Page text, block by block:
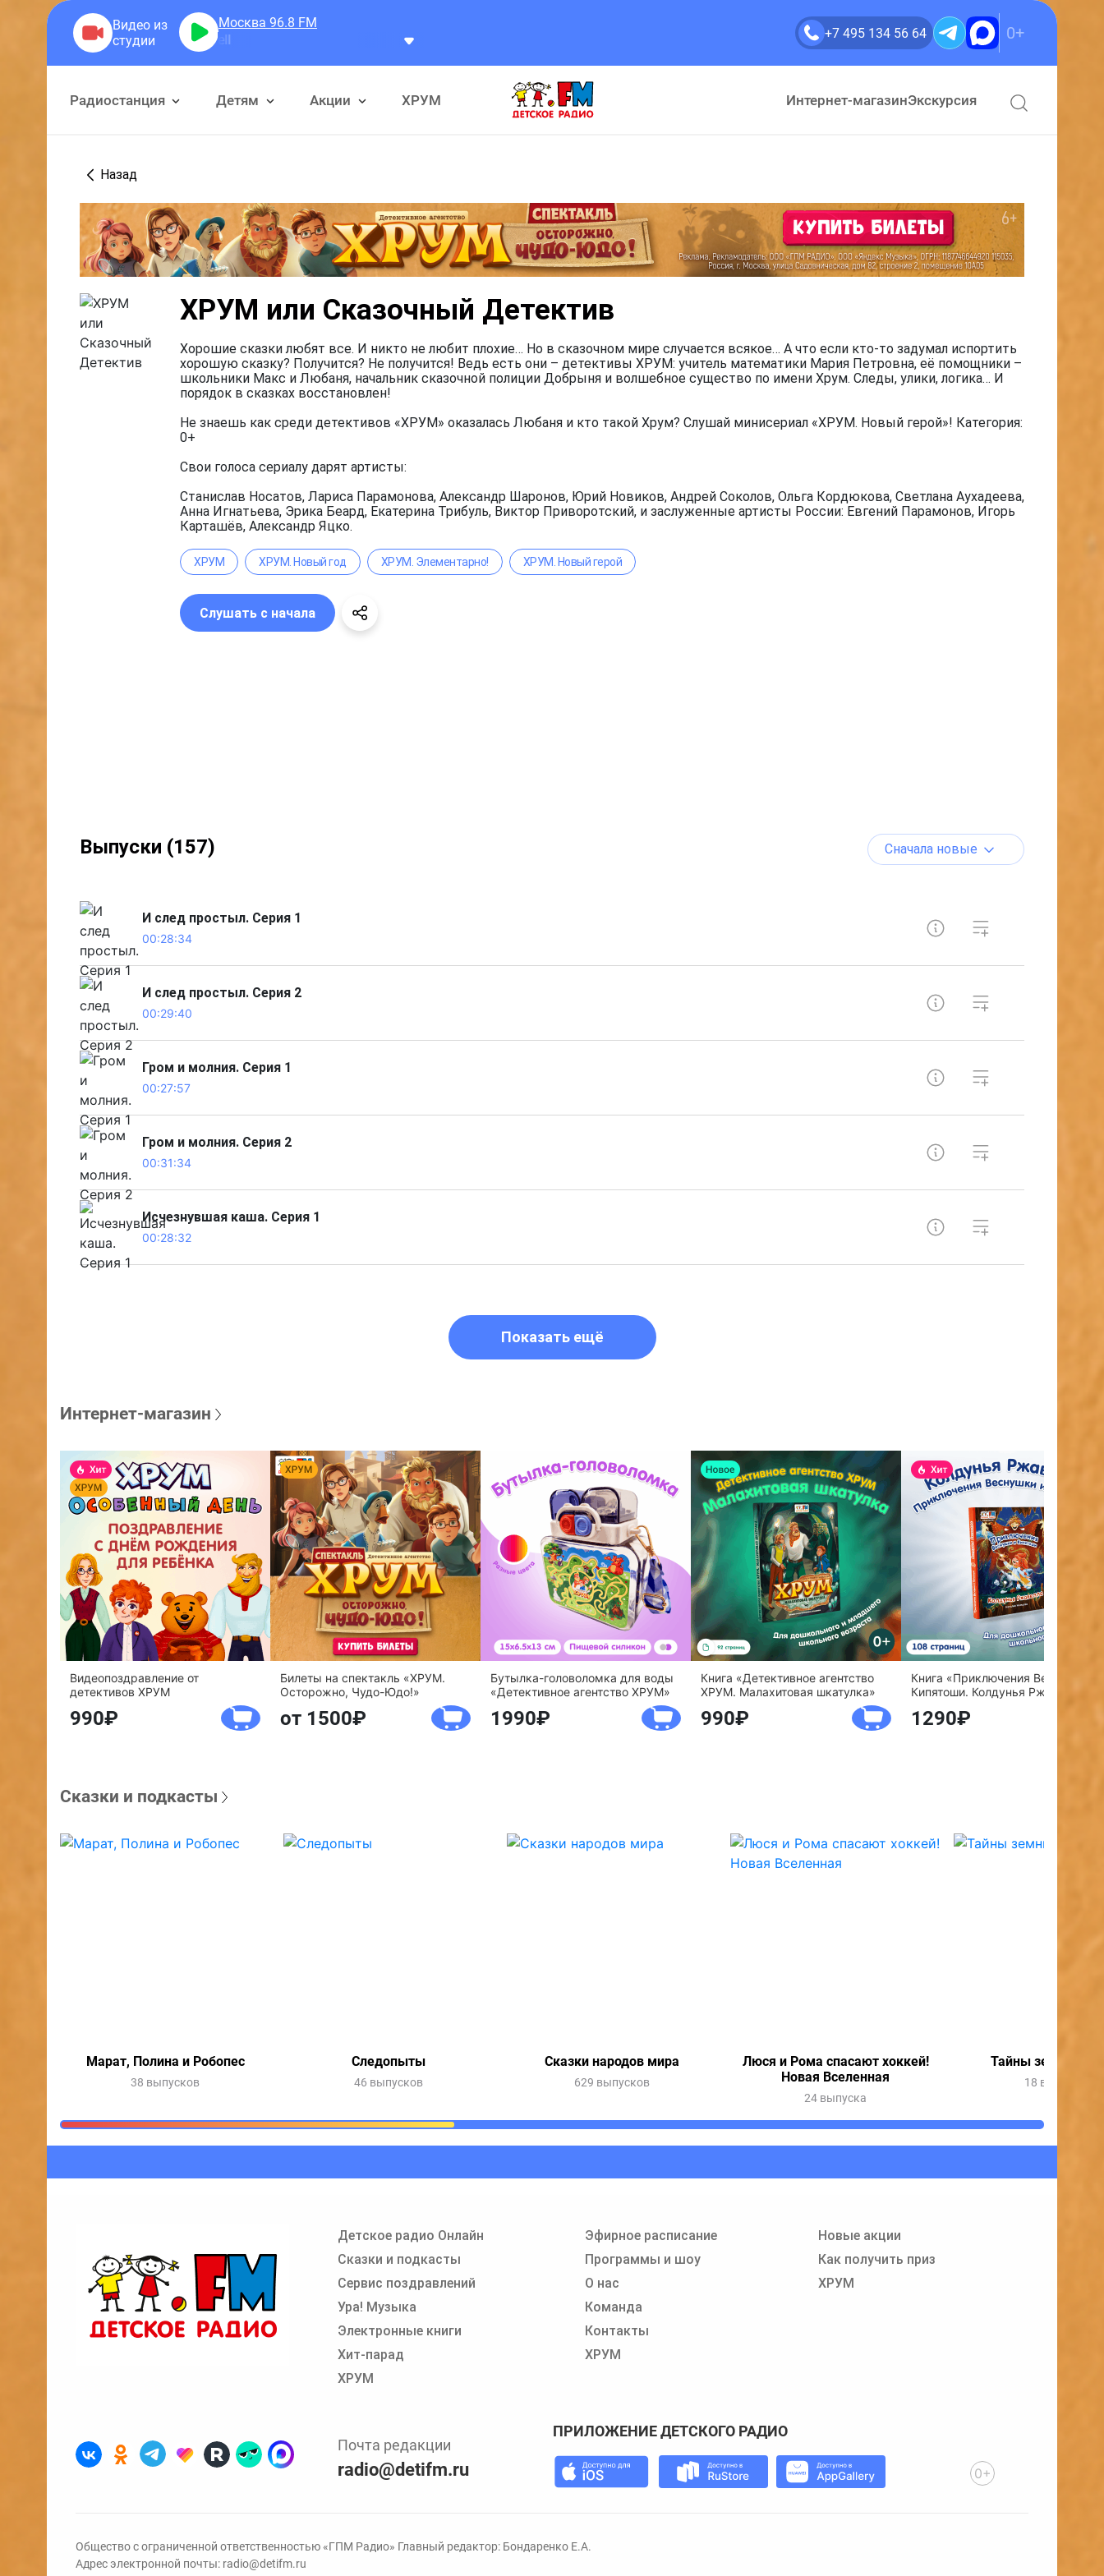
Москва 96.8 FM
Claude Vasori
+7 495 134 56 64 0+
Радиостанция Детям Акции ХРУМ Интернет-магазинЭкскурсия
Очередь прослушивания
Добавьте в очередь прослушивания другие записи программ или сказок
Назад
ХРУМ или Сказочный Детектив
Хорошие сказки любят все. И никто не любит плохие… Но в сказочном мире случается всякое… А что если кто-то задумал испортить
хорошую сказку? Получится? Не получится! Ведь есть они – детективы ХРУМ: учитель математики Мария Петровна, её помощники –
школьники Макс и Любаня, начальник сказочной полиции Добрыня и волшебное существо по имени Хрум. Следы, улики, логика… И
порядок в сказках восстановлен!
Не знаешь как среди детективов «ХРУМ» оказалась Любаня и кто такой Хрум? Слушай минисериал «ХРУМ. Новый герой»! Категория:
0+
Свои голоса сериалу дарят артисты:
Станислав Носатов, Лариса Парамонова, Александр Шаронов, Юрий Новиков, Андрей Соколов, Ольга Кордюкова, Светлана Аухадеева,
Анна Игнатьева, Эрика Беард, Екатерина Трибуль, Виктор Приворотский, и заслуженные артисты России: Евгений Парамонов, Игорь
Карташёв, Александр Яцко.
ХРУМ ХРУМ. Новый год ХРУМ. Элементарно! ХРУМ. Новый герой
Слушать с начала
Выпуски (157) Сначала новые
И след простыл. Серия 1
00:28:34
И след простыл. Серия 2
00:29:40
Гром и молния. Серия 1
00:27:57
Гром и молния. Серия 2
00:31:34
Исчезнувшая каша. Серия 1
00:28:32
Показать ещё
Интернет-магазин
Видеопоздравление от
детективов ХРУМ
990
Билеты на спектакль «ХРУМ.
Осторожно, Чудо-Юдо!»
от 1500
Бутылка-головоломка для воды
«Детективное агентство ХРУМ»
1990
Книга «Детективное агентство
ХРУМ. Малахитовая шкатулка»
990
Книга «Приключения Веснушки и
Кипятоши. Колдунья Ржавелла»
1290
Сказки и подкасты
Марат, Полина и Робопес
38 выпусков
Следопыты
46 выпусков
Сказки народов мира
629 выпусков
Люся и Рома спасают хоккей!
Новая Вселенная
24 выпуска
Тайны земных
18 выпусков
Детское радио Онлайн
Сказки и подкасты
Сервис поздравлений
Ура! Музыка
Электронные книги
Хит-парад
ХРУМ
Эфирное расписание
Программы и шоу
О нас
Команда
Контакты
ХРУМ
Новые акции
Как получить приз
ХРУМ
Почта редакции
radio@detifm.ru
ПРИЛОЖЕНИЕ ДЕТСКОГО РАДИО
0+
Общество с ограниченной ответственностью «ГПМ Радио» Главный редактор: Бондаренко Е.А.
Адрес электронной почты: radio@detifm.ru